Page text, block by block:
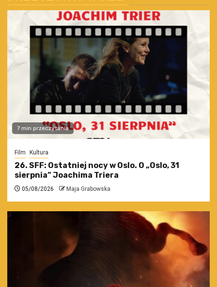
7 min przeczytania
Film Kultura
26. SFF: Ostatniej nocy w Oslo. O „Oslo, 31
sierpnia” Joachima Triera
05/08/2026 Maja Grabowska